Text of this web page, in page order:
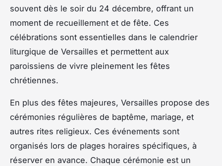
souvent dès le soir du 24 décembre, offrant un
moment de recueillement et de fête. Ces
célébrations sont essentielles dans le calendrier
liturgique de Versailles et permettent aux
paroissiens de vivre pleinement les fêtes
chrétiennes.
En plus des fêtes majeures, Versailles propose des
cérémonies régulières de baptême, mariage, et
autres rites religieux. Ces événements sont
organisés lors de plages horaires spécifiques, à
réserver en avance. Chaque cérémonie est un